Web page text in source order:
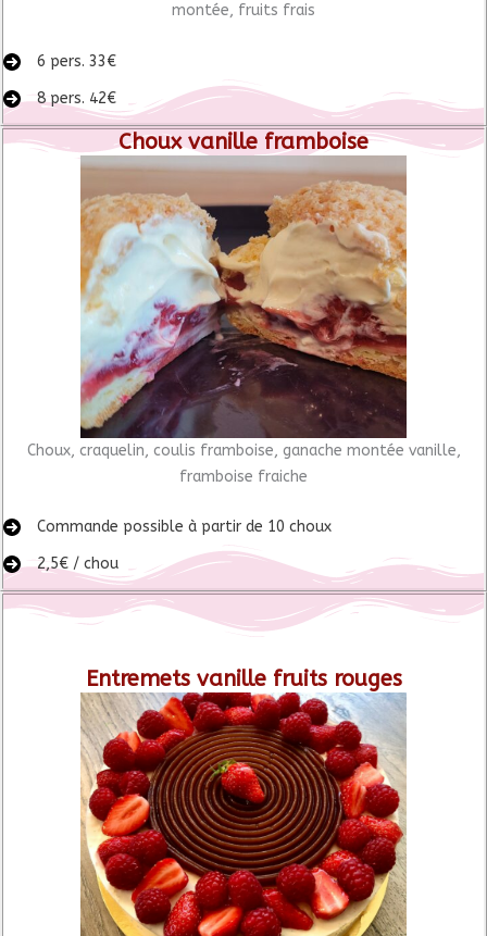
montée, fruits frais
6 pers. 33€
8 pers. 42€
Choux vanille framboise
Choux, craquelin, coulis framboise, ganache montée vanille,
framboise fraiche
Commande possible à partir de 10 choux
2,5€ / chou
Entremets vanille fruits rouges